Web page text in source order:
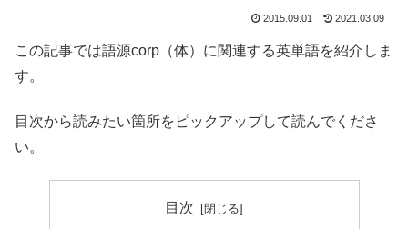
2015.09.01 2021.03.09
この記事では語源corp（体）に関連する英単語を紹介しま
す。
目次から読みたい箇所をピックアップして読んでくださ
い。
目次